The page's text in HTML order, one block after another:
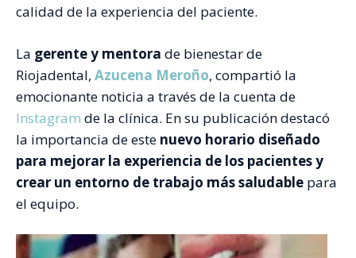
calidad de la experiencia del paciente.
La gerente y mentora de bienestar de
Riojadental, Azucena Meroño, compartió la
emocionante noticia a través de la cuenta de
Instagram de la clínica. En su publicación destacó
la importancia de este nuevo horario diseñado
para mejorar la experiencia de los pacientes y
crear un entorno de trabajo más saludable para
el equipo.